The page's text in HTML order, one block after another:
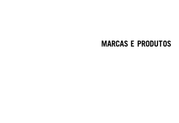
MARCAS E PRODUTOS